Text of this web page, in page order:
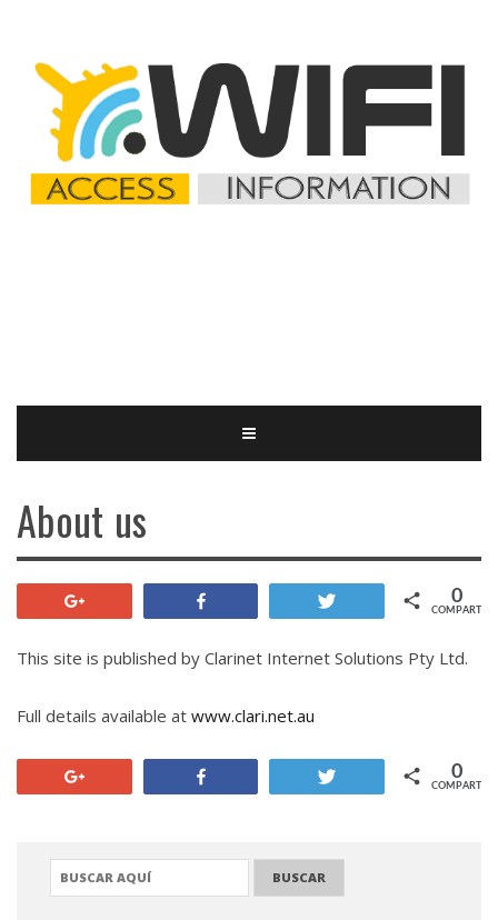
About us
Twittear
COMPARTIR
0
This site is published by Clarinet Internet Solutions Pty Ltd.
Full details available at www.clari.net.au
Twittear
COMPARTIR
0